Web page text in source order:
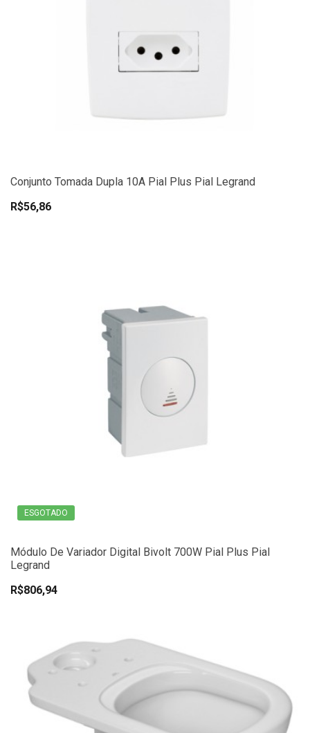
Conjunto Tomada Dupla 10A Pial Plus Pial Legrand
R$56,86
ESGOTADO
Módulo De Variador Digital Bivolt 700W Pial Plus Pial
Legrand
R$806,94